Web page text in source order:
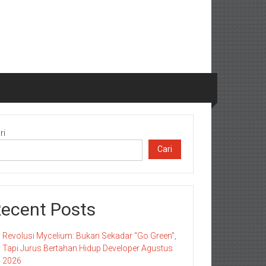
Cari
Posts
Revolusi Mycelium: Bukan Sekadar “Go Green”,
Tapi Jurus Bertahan Hidup Developer Agustus
2026